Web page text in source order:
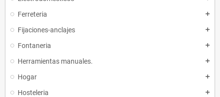
Ferreteria add
Fijaciones-anclajes add
Fontaneria add
Herramientas manuales. add
Hogar add
Hosteleria add